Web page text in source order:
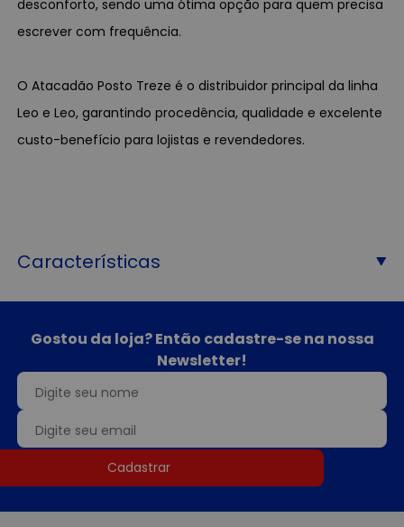
desconforto, sendo uma ótima opção para quem precisa
escrever com frequência.
O Atacadão Posto Treze é o distribuidor principal da linha
Leo e Leo, garantindo procedência, qualidade e excelente
custo-benefício para lojistas e revendedores.
Características
Gostou da loja? Então cadastre-se na nossa
Newsletter!
Cadastrar